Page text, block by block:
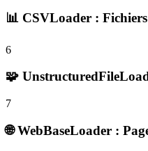
📊 CSVLoader :
6
🧩
7
🌐 WebBaseLoader :